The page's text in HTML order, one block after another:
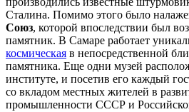
Сталина. Помимо этого было
Союз, которой впоследствии был
памятник. В Самаре работает
космическая в непосредственной
памятника. Еще одни музей
институте, и посетив его каждый
со вкладом местных жителей в
промышленности СССР и